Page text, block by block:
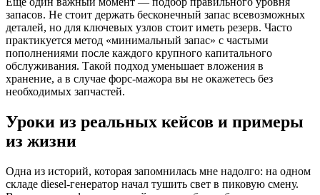
запасов. Не стоит держать бесконечный запас всевозможных
деталей, но для ключевых узлов стоит иметь резерв. Часто
практикуется метод «минимальный запас» с частыми
пополнениями после каждого крупного капитального
обслуживания. Такой подход уменьшает вложения в
хранение, а в случае форс-мажора вы не окажетесь без
необходимых запчастей.
Уроки из реальных кейсов и примеры
из жизни
Одна из историй, которая запомнилась мне надолго: на одном
складе diesel-генератор начал тушить свет в пиковую смену.